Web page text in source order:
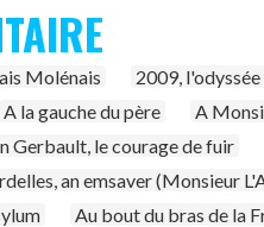
Molénais 2009,
A la gauche du père A
Gerbault, le courage de fuir
an emsaver (Monsieur
Au bout du bras de la